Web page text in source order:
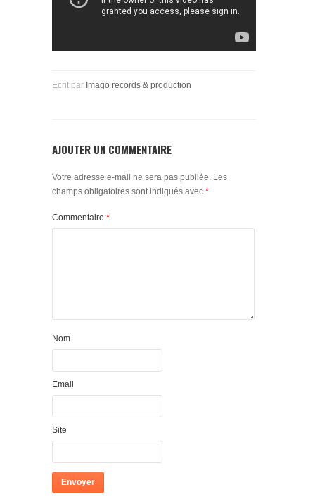
Ecrit par Imago records & production
AJOUTER UN COMMENTAIRE
Votre adresse e-mail ne sera pas publiée. Les
champs obligatoires sont indiqués avec *
Commentaire *
Nom
Email
Site